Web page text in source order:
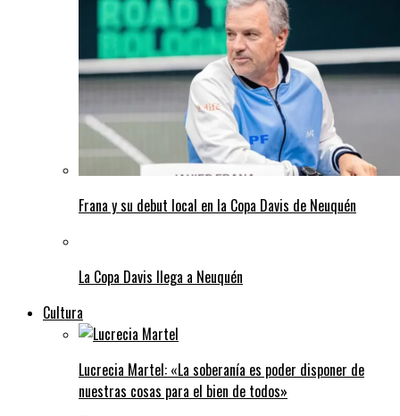
Frana y su debut local en la Copa Davis de Neuquén
La Copa Davis llega a Neuquén
Cultura
Lucrecia Martel: «La soberanía es poder disponer de
nuestras cosas para el bien de todos»